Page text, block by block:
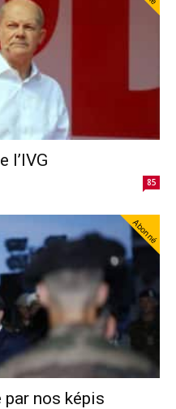
l’IVG
85
Abonné
par nos képis